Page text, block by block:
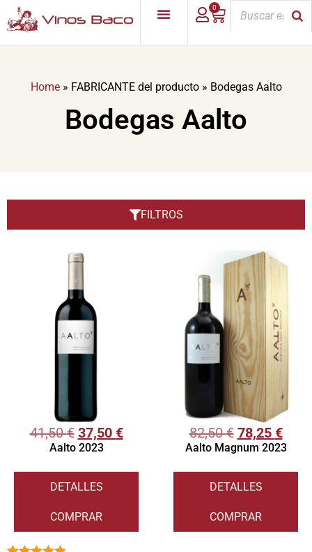
0
Home» FABRICANTE del producto» Bodegas Aalto
Bodegas Aalto
41,50€ 37,50 €
Aalto 2023
DETALLES
COMPRAR
82,50€ 78,25 €
Aalto Magnum 2023
DETALLES
COMPRAR
FILTROS